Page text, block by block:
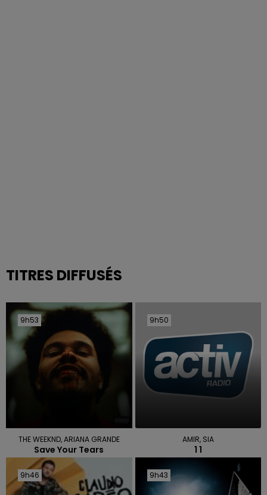
TITRES DIFFUSÉS
9h53
9h53
THE WEEKND, ARIANA GRANDE
Save Your Tears
9h50
9h50
AMIR, SIA
1 1
9h46
9h46 9h43
9h43